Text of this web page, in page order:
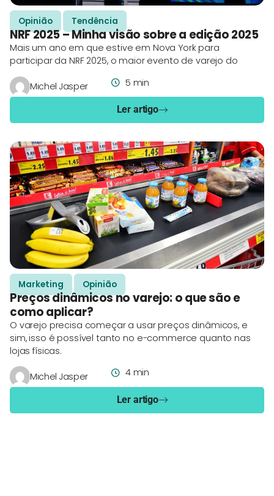
Opinião Tendência
NRF 2025 – Minha visão sobre a edição 2025
Mais um ano em que estive em Nova York para
participar da NRF 2025, o maior evento de varejo do
Michel Jasper 5 min
Ler artigo
Marketing Opinião
Preços dinâmicos no varejo: o que são e
como aplicar?
O varejo precisa começar a usar preços dinâmicos, e
sim, isso é possível tanto no e-commerce quanto nas
lojas físicas.
Michel Jasper 4 min
Ler artigo